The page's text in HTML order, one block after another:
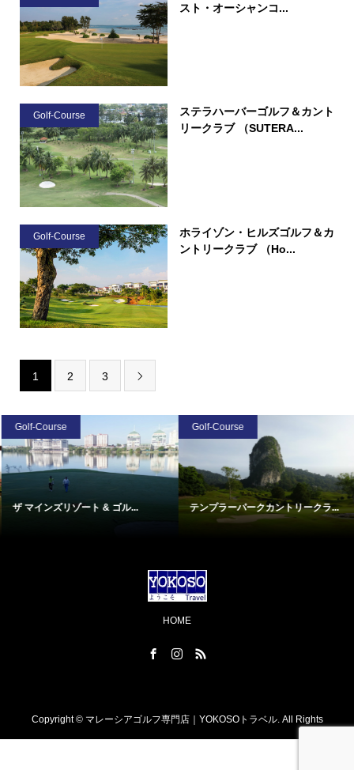
スト・オーシャンコ...
Golf-Course
ステラハーバーゴルフ＆カント
リークラブ （SUTERA...
Golf-Course
ホライゾン・ヒルズゴルフ＆カ
ントリークラブ （Ho...
1 2 3 
Golf-Course
ザ マインズリゾート & ゴル...
Golf-Course
テンプラーパークカントリークラ...
HOME
Copyright ©マレーシアゴルフ専門店｜YOKOSOトラベル. All Rights